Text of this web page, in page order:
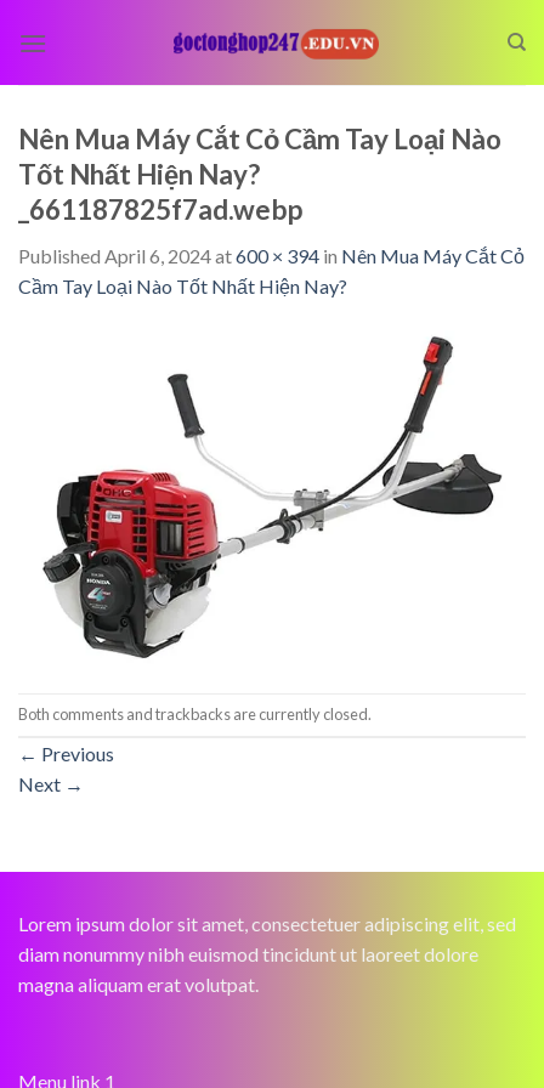
Nên Mua Máy Cắt Cỏ Cầm Tay Loại Nào
Tốt Nhất Hiện Nay?
_661187825f7ad.webp
Published April 6, 2024at600 × 394 in Nên Mua Máy Cắt Cỏ
Cầm Tay Loại Nào Tốt Nhất Hiện Nay?
Both comments and trackbacks are currently closed.
← Previous
Next →
Lorem ipsum dolor sit amet, consectetuer adipiscing elit, sed
diam nonummy nibh euismod tincidunt ut laoreet dolore
magna aliquam erat volutpat.
Menu link 1